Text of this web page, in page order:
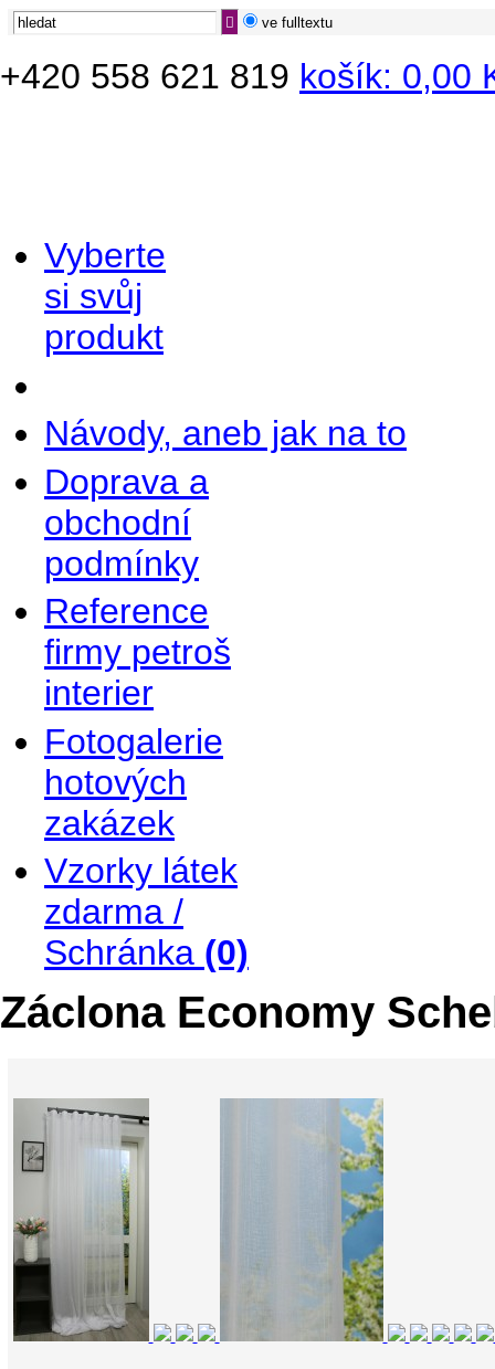
ve fulltextu
+420 558 621 819 košík: 0,00
Vyberte
si svůj
produkt
Návody, aneb jak na to
Doprava a
obchodní
podmínky
Reference
firmy petroš
interier
Fotogalerie
hotových
zakázek
Vzorky látek
zdarma /
Schránka (0)
Záclona Economy